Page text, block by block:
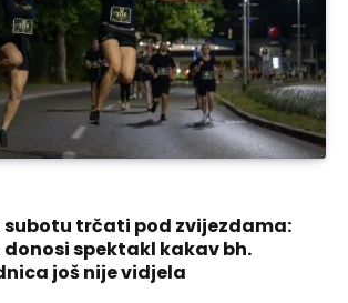
subotu trčati pod zvijezdama:
spektakl kakav bh.
još nije vidjela